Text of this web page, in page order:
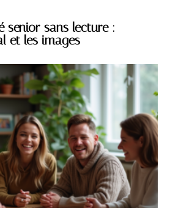
senior sans lecture :
et les images